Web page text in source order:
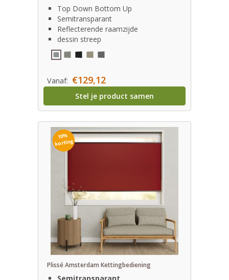
Top Down Bottom Up
Semitransparant
Reflecterende raamzijde
dessin streep
Vanaf: €129,12
Stel je product samen
10%
korting
Plissé Amsterdam Kettingbediening